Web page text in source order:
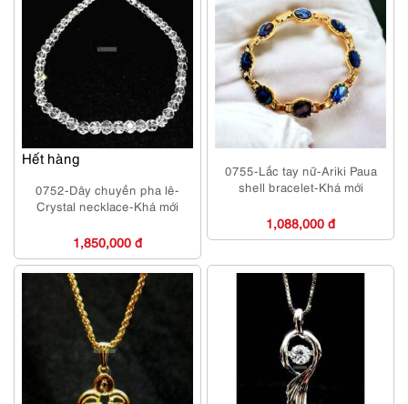
Hết hàng
0752-Dây chuyền pha lê-
Crystal necklace-Khá mới
1,850,000 đ
0755-Lắc tay nữ-Ariki Paua
shell bracelet-Khá mới
1,088,000 đ